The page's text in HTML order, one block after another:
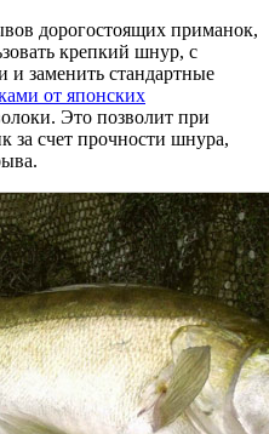
дорогостоящих приманок,
крепкий шнур, с
и заменить стандартные
от японских
Это позволит при
за счет прочности шнура,